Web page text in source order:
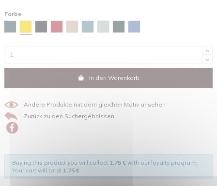
Farbe
In den Warenkorb
Andere Produkte mit dem gleichen Motiv ansehen
Zurück zu den Suchergebnissen
Buying this product you will collect 1,75 € with our loyalty program.
Your cart will total 1,75 €